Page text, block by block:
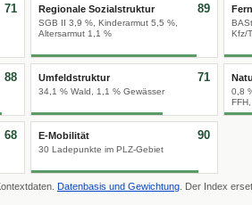
71 Regionale Sozialstruktur
SGB II 3,9 %, Kinderarmut 5,5 %,
Altersarmut 1,1 %
89
Kfz/
88 Umfeldstruktur
34,1 % Wald, 1,1 % Gewässer
71
0,8
68 E-Mobilität
30 Ladepunkte im PLZ-Gebiet
90
Datenbasis und Gewichtung . Der Index